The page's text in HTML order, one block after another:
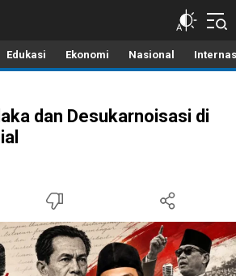
Edukasi Ekonomi Nasional
dan Desukarnoisasi di